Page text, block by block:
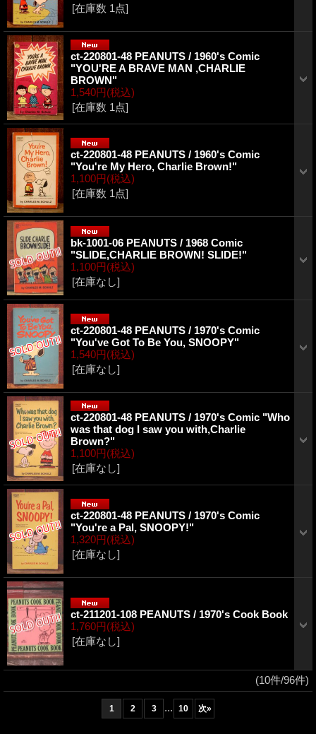
[在庫数 1点]
ct-220801-48 PEANUTS / 1960's Comic
"YOU'RE A BRAVE MAN ,CHARLIE
BROWN"
1,540円(税込)
[在庫数 1点]
ct-220801-48 PEANUTS / 1960's Comic
"You're My Hero, Charlie Brown!"
1,100円(税込)
[在庫数 1点]
bk-1001-06 PEANUTS / 1968 Comic
"SLIDE,CHARLIE BROWN! SLIDE!"
1,100円(税込)
[在庫なし]
ct-220801-48 PEANUTS / 1970's Comic
"You've Got To Be You, SNOOPY"
1,540円(税込)
[在庫なし]
ct-220801-48 PEANUTS / 1970's Comic "Who
was that dog I saw you with,Charlie
Brown?"
1,100円(税込)
[在庫なし]
ct-220801-48 PEANUTS / 1970's Comic
"You're a Pal, SNOOPY!"
1,320円(税込)
[在庫なし]
ct-211201-108 PEANUTS / 1970's Cook Book
1,760円(税込)
[在庫なし]
(10件/96件)
1 2 3 ... 10 次»